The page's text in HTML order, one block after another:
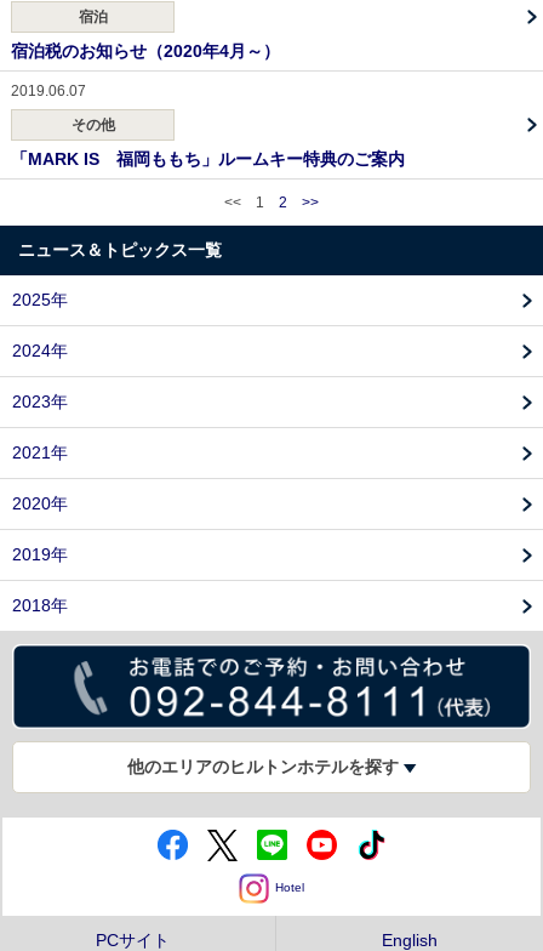
宿泊
宿泊税のお知らせ（2020年4月～）
2019.06.07
その他
「MARK IS 福岡ももち」ルームキー特典のご案内
<< 1 2 >>
ニュース＆トピックス一覧
2025年
2024年
2023年
2021年
2020年
2019年
2018年
他のエリアのヒルトンホテルを探す
Hotel
PCサイト English